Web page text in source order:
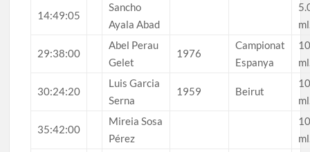
14:49:05
Sancho
Ayala Abad
29:38:00
Abel Perau
Gelet
1976
Campionat
Espanya
30:24:20
Luis Garcia
Serna
1959 Beirut
35:42:00
Mireia Sosa
Pérez